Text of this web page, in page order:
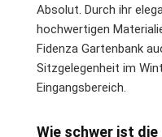
Absolut. Durch ihr
hochwertigen
Fidenza Gartenbank
Sitzgelegenheit im
Eingangsbereich.
Wie schwer ist